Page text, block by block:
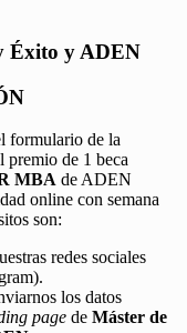
Éxito y ADEN
formulario de la
premio de 1 beca
MBA de ADEN
online con semana
son:
redes sociales
los datos
page de Máster de